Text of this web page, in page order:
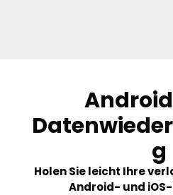
content
Android
g
Holen Sie leicht Ihre
Android- und